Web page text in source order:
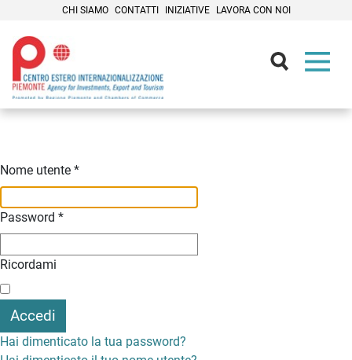
CHI SIAMO CONTATTI INIZIATIVE LAVORA CON NOI
Nome utente *
Password *
Ricordami
Accedi
Hai dimenticato la tua password?